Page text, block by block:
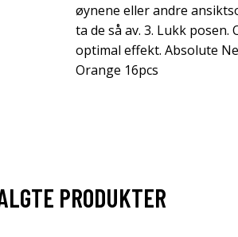
øynene eller andre
ta de så av. 3. Lukk
optimal effekt. Absolute
Orange 16pcs
PRODUKTER